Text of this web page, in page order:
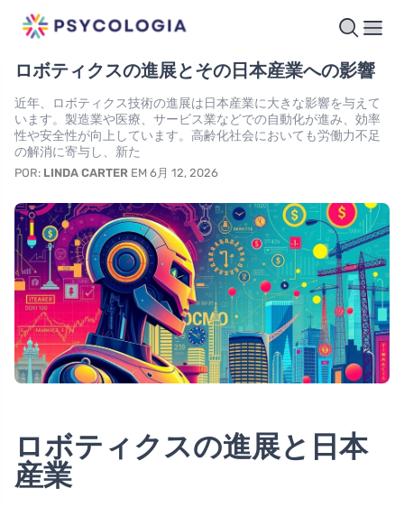
ロボティクスの進展とその日本産業への影響
近年、ロボティクス技術の進展は日本産業に大きな影響を与えて
います。製造業や医療、サービス業などでの自動化が進み、効率
性や安全性が向上しています。高齢化社会においても労働力不足
の解消に寄与し、新た
POR: LINDA CARTER EM 6月 12, 2026
ロボティクスの進展と日本
産業